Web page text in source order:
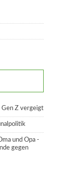
Z vergeigt
und Opa -
gegen